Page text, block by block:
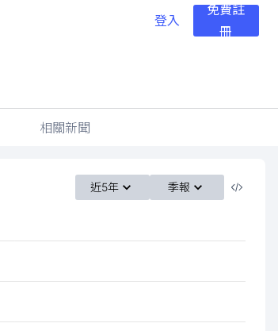
登入
免費註
冊
相關新聞
近5年 季報